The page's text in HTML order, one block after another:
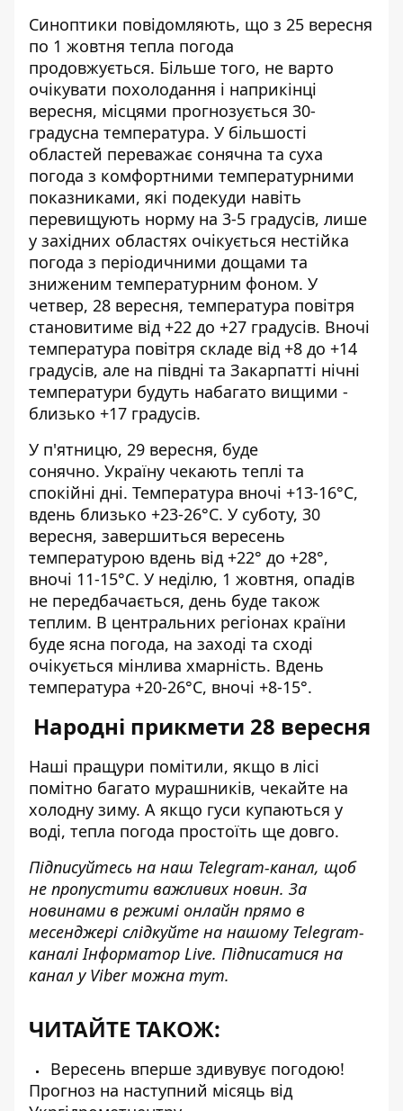
Синоптики повідомляють, що з 25 вересня
по 1 жовтня тепла погода
продовжується. Більше того, не варто
очікувати похолодання і наприкінці
вересня, місцями прогнозується 30-
градусна температура. У більшості
областей переважає сонячна та суха
погода з комфортними температурними
показниками, які подекуди навіть
перевищують норму на 3-5 градусів, лише
у західних областях очікується нестійка
погода з періодичними дощами та
зниженим температурним фоном. У
четвер, 28 вересня, температура повітря
становитиме від +22 до +27 градусів. Вночі
температура повітря складе від +8 до +14
градусів, але на півдні та Закарпатті нічні
температури будуть набагато вищими -
близько +17 градусів.
У п'ятницю, 29 вересня, буде
сонячно. Україну чекають теплі та
спокійні дні. Температура вночі +13-16°С,
вдень близько +23-26°С. У суботу, 30
вересня, завершиться вересень
температурою вдень від +22° до +28°,
вночі 11-15°С. У неділю, 1 жовтня, опадів
не передбачається, день буде також
теплим. В центральних регіонах країни
буде ясна погода, на заході та сході
очікується мінлива хмарність. Вдень
температура +20-26°С, вночі +8-15°.
Народні прикмети 28 вересня
Наші пращури помітили, якщо в лісі
помітно багато мурашників, чекайте на
холодну зиму. А якщо гуси купаються у
воді, тепла погода простоїть ще довго.
Підписуйтесь на наш Telegram-канал, щоб
не пропустити важливих новин. За
новинами в режимі онлайн прямо в
месенджері слідкуйте на нашому Telegram-
каналіІнформатор Live. Підписатися на
канал у Viber можна тут.
ЧИТАЙТЕ ТАКОЖ:
Вересень вперше здивувує погодою!
Прогноз на наступний місяць від